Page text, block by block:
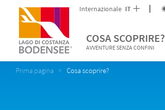
Internazionale IT
COSA SCOPRIRE?
AVVENTURE SENZA CONFINI
Prima pagina Cosa scoprire?